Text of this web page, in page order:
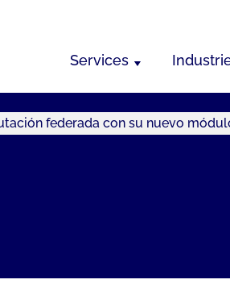
Services
federada con su nuevo